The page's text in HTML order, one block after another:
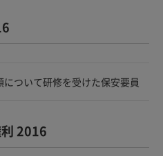
について研修を受けた保安要員
2016